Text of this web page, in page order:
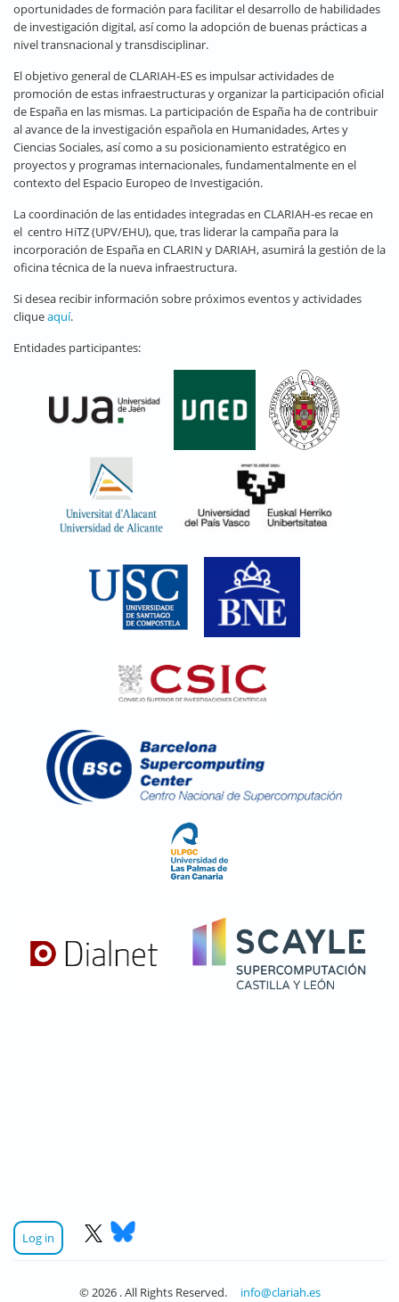
oportunidades de formación para facilitar el desarrollo de habilidades
de investigación digital, así como la adopción de buenas prácticas a
nivel transnacional y transdisciplinar.
El objetivo general de CLARIAH-ES es impulsar actividades de
promoción de estas infraestructuras y organizar la participación oficial
de España en las mismas. La participación de España ha de contribuir
al avance de la investigación española en Humanidades, Artes y
Ciencias Sociales, así como a su posicionamiento estratégico en
proyectos y programas internacionales, fundamentalmente en el
contexto del Espacio Europeo de Investigación.
La coordinación de las entidades integradas en CLARIAH-es recae en
el centro HiTZ (UPV/EHU), que, tras liderar la campaña para la
incorporación de España en CLARIN y DARIAH, asumirá la gestión de la
oficina técnica de la nueva infraestructura.
Si desea recibir información sobre próximos eventos y actividades
cliqueaquí.
Entidades participantes:
Log in
© 2026 . All Rights Reserved. info@clariah.es